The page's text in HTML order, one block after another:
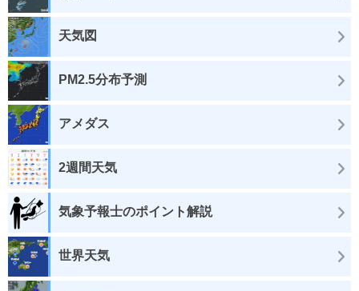
天気図
PM2.5分布予測
アメダス
2週間天気
気象予報士のポイント解説
世界天気